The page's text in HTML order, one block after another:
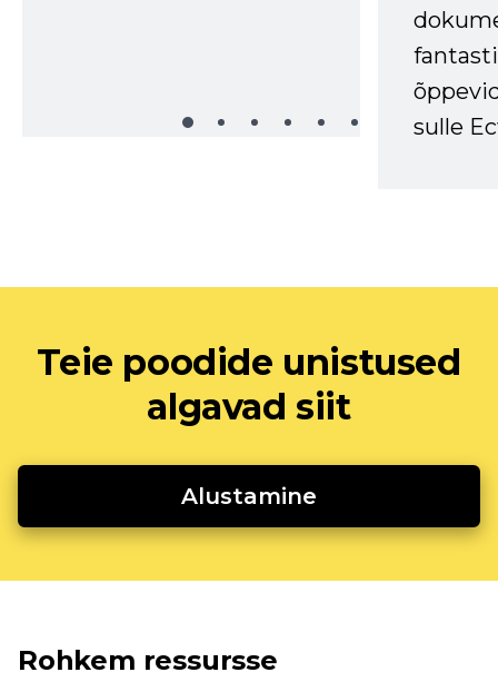
sulle
Teie poodide unistused
algavad siit
Alustamine
Rohkem ressursse